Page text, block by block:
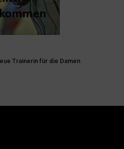
Trainerin für die Damen